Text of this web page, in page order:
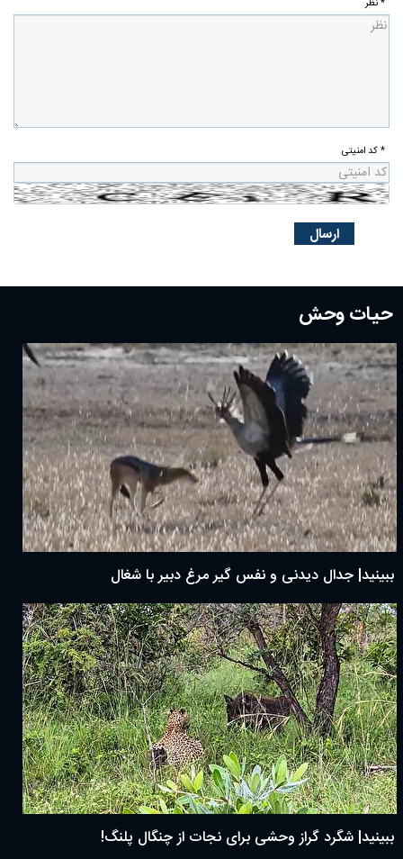
* نظر
* کد امنیتی
حیات وحش
ببینید| جدال دیدنی و نفس گیر مرغ دبیر با شغال
ببینید| شگرد گراز وحشی برای نجات از چنگال پلنگ!